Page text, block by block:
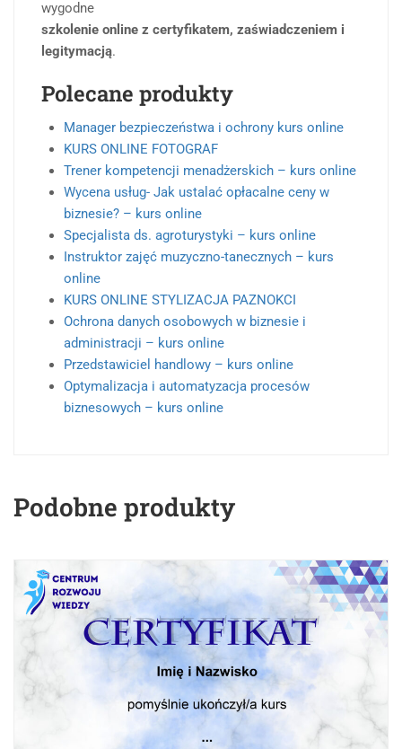
wygodne
szkolenie online z certyfikatem, zaświadczeniem i
legitymacją.
Polecane produkty
Manager bezpieczeństwa i ochrony kurs online
KURS ONLINE FOTOGRAF
Trener kompetencji menadżerskich – kurs online
Wycena usług- Jak ustalać opłacalne ceny w
biznesie? – kurs online
Specjalista ds. agroturystyki – kurs online
Instruktor zajęć muzyczno-tanecznych – kurs
online
KURS ONLINE STYLIZACJA PAZNOKCI
Ochrona danych osobowych w biznesie i
administracji – kurs online
Przedstawiciel handlowy – kurs online
Optymalizacja i automatyzacja procesów
biznesowych – kurs online
Podobne produkty